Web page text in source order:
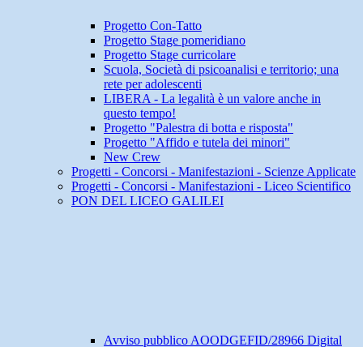
Progetto Con-Tatto
Progetto Stage pomeridiano
Progetto Stage curricolare
Scuola, Società di psicoanalisi e territorio; una
rete per adolescenti
LIBERA - La legalità è un valore anche in
questo tempo!
Progetto "Palestra di botta e risposta"
Progetto "Affido e tutela dei minori"
New Crew
Progetti - Concorsi - Manifestazioni - Scienze Applicate
Progetti - Concorsi - Manifestazioni - Liceo Scientifico
PON DEL LICEO GALILEI
Avviso pubblico AOODGEFID/28966 Digital